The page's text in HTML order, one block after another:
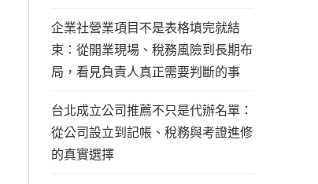
企業社營業項目不是表格填完就結
束：從開業現場、稅務風險到長期布
局，看見負責人真正需要判斷的事
台北成立公司推薦不只是代辦名單：
從公司設立到記帳、稅務與考證進修
的真實選擇